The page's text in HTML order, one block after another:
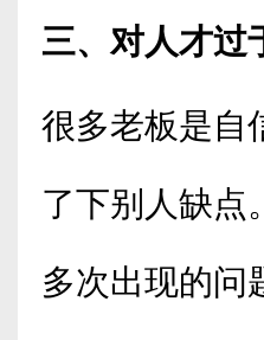
三、对人才过
很多老板是自
了下别人缺点
多次出现的问